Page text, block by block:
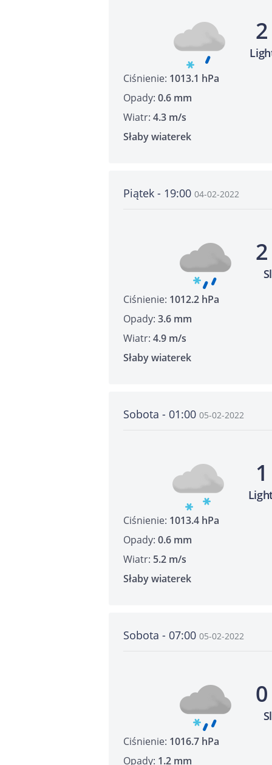
Ciśnienie: 1013.1 hPa
Opady: 0.6 mm
Wiatr: 4.3 m/s
Słaby wiaterek
Piątek - 19:00 04-02-2022
Ciśnienie: 1012.2 hPa
Opady: 3.6 mm
Wiatr: 4.9 m/s
Słaby wiaterek
Sobota - 01:00 05-02-2022
Ciśnienie: 1013.4 hPa
Opady: 0.6 mm
Wiatr: 5.2 m/s
Słaby wiaterek
Sobota - 07:00 05-02-2022
Ciśnienie: 1016.7 hPa
Opady: 1.2 mm